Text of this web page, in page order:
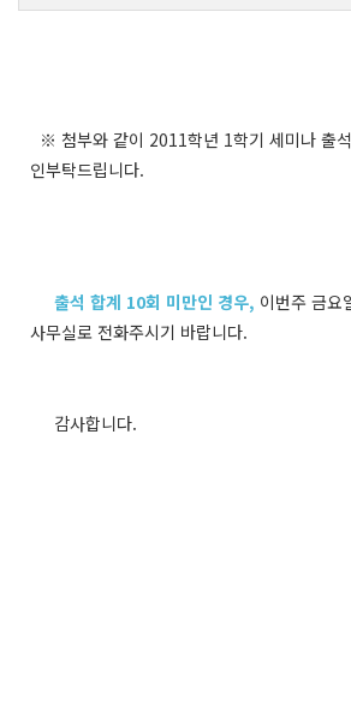
※ 첨부와 같이 2011학년 1학기 세미나 출
인부탁드립니다.
출석 합계 10회 미만인 경우, 이번주 금요
사무실로 전화주시기 바랍니다.
감사합니다.